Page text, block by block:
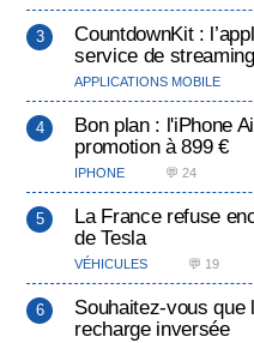
CountdownKit :
service de
APPLICATIONS MOBILE
Bon plan : l'iPhone
promotion à 899 €
IPHONE 💬 24
La France refuse
de Tesla
VÉHICULES 💬 19
Souhaitez-vous que
recharge inversée